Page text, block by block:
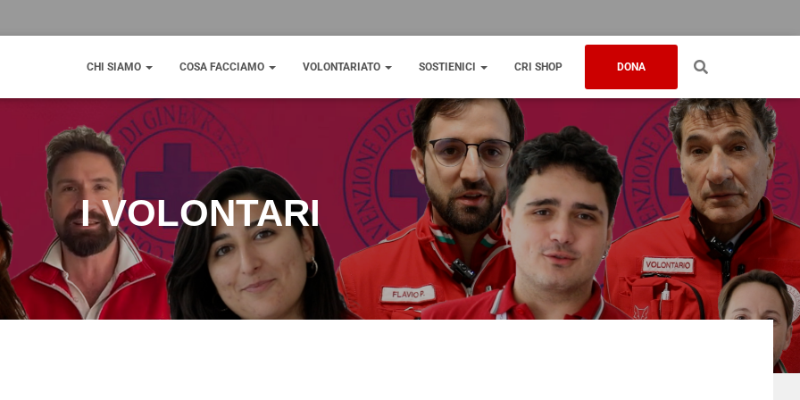
CHI SIAMO COSA FACCIAMO VOLONTARIATO SOSTIENICI CRI SHOP DONA
I VOLONTARI